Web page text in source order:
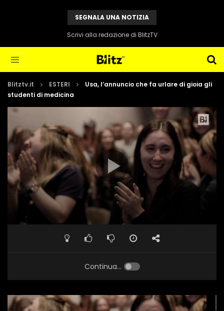
SEGNALA UNA NOTIZIA
Scrivi alla redazione di BlitzTV
Blitztv.it ESTERI
Usa, l’annuncio che fa urlare di gioia gli
studenti di medicina
Continua...